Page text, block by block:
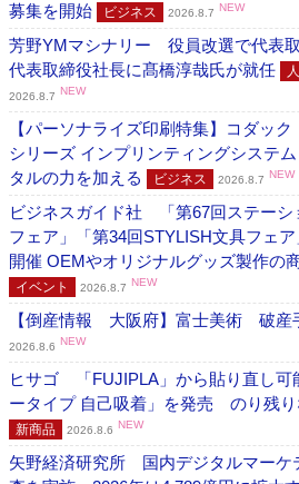
募集を開始
ビジネス 2026.8.7 NEW
芳野YMマシナリー 役員改選で代表取
代表取締役社長に髙橋淳哉氏が就任
2026.8.7 NEW
【パーソナライズ印刷特集】コダッ
シリーズ インプリンティングシステ
タルの力を加える
ビジネス 2026.8.7 NEW
ビジネスガイド社 「第67回ステーシ
フェア」「第34回STYLISH文具フェ
開催 OEMやオリジナルグッズ製作の
イベント 2026.8.7 NEW
【倒産情報 大阪府】富士美術 破産
2026.8.6 NEW
ヒサゴ 「FUJIPLA」から貼り直し可
ータイプ 自己吸着」を発売 のり残
新商品 2026.8.6 NEW
矢野経済研究所 国内デジタルマーケ